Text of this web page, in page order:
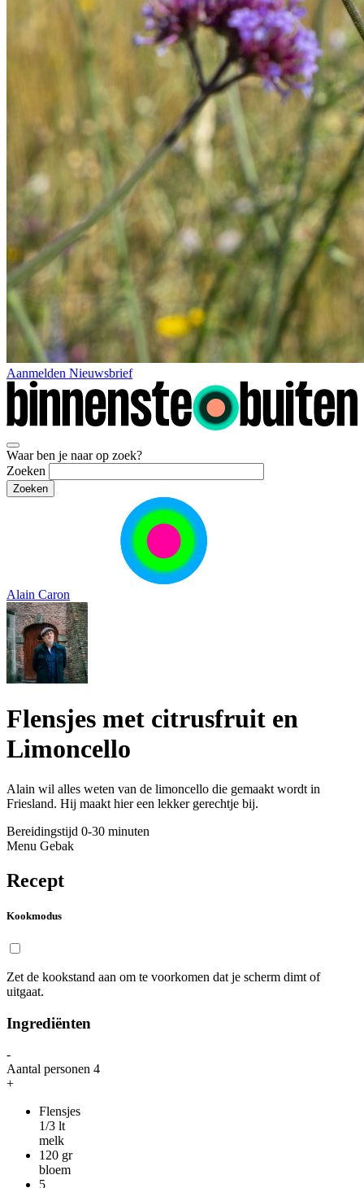
Aanmelden Nieuwsbrief
Waar ben je naar op zoek?
Zoeken
Alain Caron
Flensjes met citrusfruit en
Limoncello
Alain wil alles weten van de limoncello die gemaakt wordt in
Friesland. Hij maakt hier een lekker gerechtje bij.
Bereidingstijd 0-30 minuten
Menu Gebak
Recept
Kookmodus
Zet de kookstand aan om te voorkomen dat je scherm dimt of
uitgaat.
Ingrediënten
-
Aantal personen 4
+
Flensjes
1/3 lt
melk
120 gr
bloem
5